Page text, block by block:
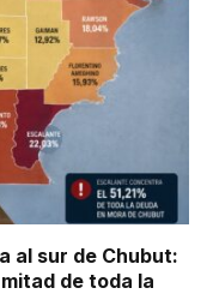
al sur de Chubut:
de toda la